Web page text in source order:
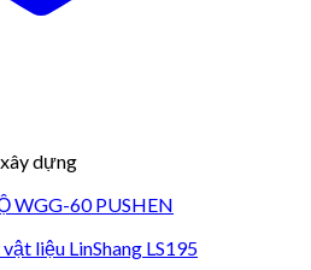
dựng
WGG-60 PUSHEN